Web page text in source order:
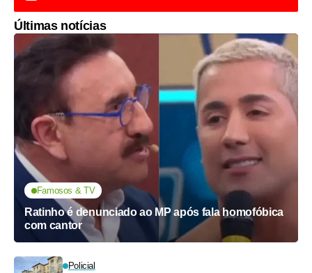
Últimas notícias
Famosos & TV
Ratinho é denunciado ao MP após fala homofóbica
com cantor
Policial